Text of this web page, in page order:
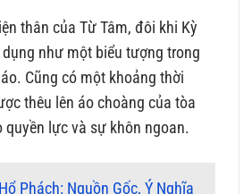
thân của Từ Tâm, đôi khi Kỳ
như một biểu tượng trong
Cũng có một khoảng thời
thêu lên áo choàng của tòa
quyền lực và sự khôn ngoan.
Phách: Nguồn Gốc, Ý Nghĩa